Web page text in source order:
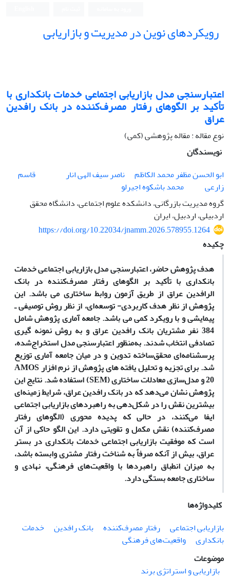
رویکردهای نوین در مدیریت و بازاریابی
اعتبارسنجی مدل بازاریابی اجتماعی خدمات بانکداری با
تأکید بر الگوهای رفتار مصرف‌کننده در بانک رافدین
عراق
نوع مقاله : مقاله پژوهشی (کمی)
نویسندگان
ابو الحسن مظفر محمد الکاظم
ناصر سیف الهی انار
قاسم
زارعی
محمد باشکوه اجیرلو
گروه مدیریت بازرگانی، دانشکده علوم اجتماعی، دانشگاه محقق
اردبیلی، اردبیل، ایران
https://doi.org/10.22034/jnamm.2026.578955.1264
چکیده
هدف پژوهش حاضر، اعتبارسنجی مدل بازاریابی اجتماعی خدمات
بانکداری با تأکید بر الگوهای رفتار مصرف‌کننده در بانک
الرافدین عراق از طریق آزمون روابط ساختاری می باشد. این
پژوهش از نظر هدف کاربردی- توسعهای، از نظر روش توصیفیـ
پیمایشی و بارویکرد کمی می باشد. جامعه آماری پژوهش شامل
384 نفر مشتریان بانک رافدین عراق و به روش نمونه گیری
تصادفی انتخاب شدند. به‌منظور اعتبارسنجی مدل استخراج‌شده،
پرسشنامه‌ای محقق‌ساخته تدوین و در میانجامعه آماریتوزیع
شد. برای تجزیه و تحلیل یافته های پژوهش از نرمافزارAMOS
20و مدل‌سازی معادلات ساختاری (SEM) استفاده شد.نتایج این
پژوهش نشان می‌دهد که در بانک رافدین عراق، شرایط زمینه‌ای
بیشترین نقش را در شکل‌دهی به راهبردهای بازاریابی اجتماعی
ایفا می‌کنند، در حالی که پدیده محوری (الگوهای رفتار
مصرف‌کننده) نقش مکمل و تقویتی دارد. این الگو حاکی از آن
است که موفقیت بازاریابی اجتماعی خدمات بانکداری در بستر
عراق، بیش از آنکه صرفاً به شناخت رفتار مشتری وابسته باشد،
به میزان انطباق راهبردها با واقعیت‌های فرهنگی، نهادی و
ساختاری جامعه بستگی دارد.
کلیدواژه‌ها
بازاریابی اجتماعی
رفتار مصرف‌کننده بانک رافدین
خدمات
بانکداری
واقعیت‌های فرهنگی
موضوعات
بازاریابی و استراتژی برند